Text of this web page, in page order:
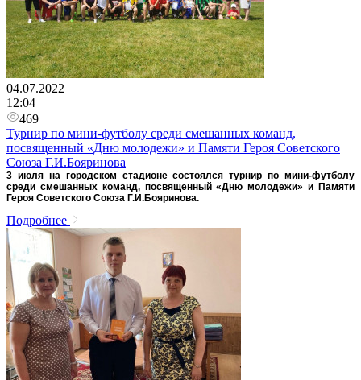
04.07.2022
12:04
469
Турнир по мини-футболу среди смешанных команд,
посвященный «Дню молодежи» и Памяти Героя Советского
Союза Г.И.Бояринова
3 июля на городском стадионе состоялся турнир по мини-футболу
среди смешанных команд, посвященный «Дню молодежи» и Памяти
Героя Советского Союза Г.И.Бояринова.
Подробнее